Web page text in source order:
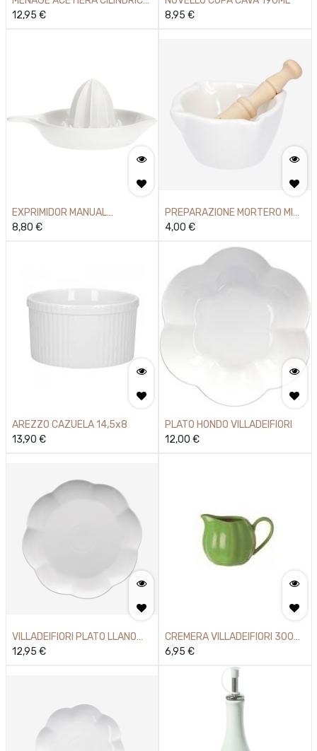
300ML
12,95 €
8,95 €
EXPRIMIDOR MANUAL
PORCELANA
8,80 €
PREPARAZIONE MORTERO MINI
6CM
4,00 €
AREZZO CAZUELA 14,5x8
13,90 €
PLATO HONDO VILLADEIFIORI
12,00 €
VILLADEIFIORI PLATO LLANO
26CM
12,95 €
CREMERA VILLADEIFIORI 300
VERDE
6,95 €